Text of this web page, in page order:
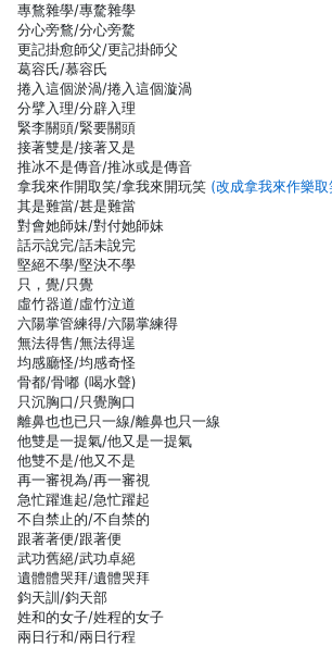
專鶩雜學/專騖雜學
分心旁鶩/分心旁騖
更記掛愈師父/更記掛師父
葛容氏/慕容氏
捲入這個淤渦/捲入這個漩渦
分擘入理/分辟入理
緊李關頭/緊要關頭
接著雙是/接著又是
推冰不是傳音/推冰或是傳音
拿我來作開取笑/拿我來開玩笑 (改成拿我來作樂取
其是難當/甚是難當
對會她師妹/對付她師妹
話示說完/話未說完
堅絕不學/堅決不學
只，覺/只覺
虛竹器道/虛竹泣道
六陽掌管練得/六陽掌練得
無法得售/無法得逞
均感廳怪/均感奇怪
骨都/骨嘟 (喝水聲)
只沉胸口/只覺胸口
離鼻也也已只一線/離鼻也只一線
他雙是一提氣/他又是一提氣
他雙不是/他又不是
再一審視為/再一審視
急忙躍進起/急忙躍起
不自禁止的/不自禁的
跟著著便/跟著便
武功舊絕/武功卓絕
遺體體哭拜/遺體哭拜
鈞天訓/鈞天部
姓和的女子/姓程的女子
兩日行和/兩日行程